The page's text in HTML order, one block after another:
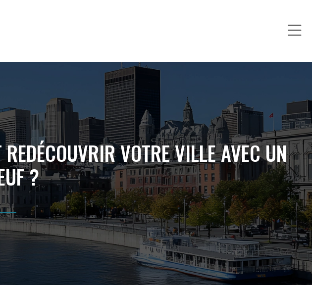
VOTRE VILLE AVEC UN
?